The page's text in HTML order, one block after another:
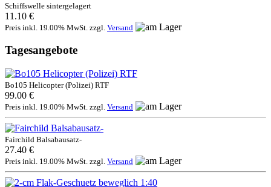
Schiffswelle sintergelagert
11.10 €
Preis inkl. 19.00% MwSt. zzgl. Versand
Tagesangebote
Bo105 Helicopter (Polizei) RTF
99.00 €
Preis inkl. 19.00% MwSt. zzgl. Versand
Fairchild Balsabausatz-
27.40 €
Preis inkl. 19.00% MwSt. zzgl. Versand